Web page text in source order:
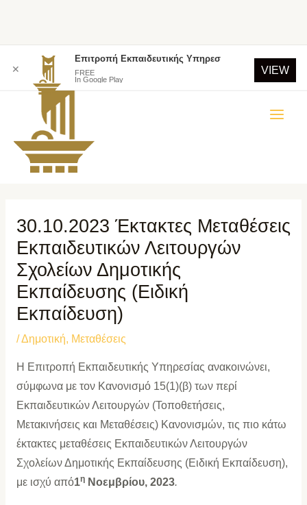
30.10.2023 Έκτακτες Μεταθέσεις
Εκπαιδευτικών Λειτουργών
Σχολείων Δημοτικής
Εκπαίδευσης (Ειδική
Εκπαίδευση)
/Δημοτική, Μεταθέσεις
Η Επιτροπή Εκπαιδευτικής Υπηρεσίας ανακοινώνει,
σύμφωνα με τον Κανονισμό 15(1)(β) των περί
Εκπαιδευτικών Λειτουργών (Τοποθετήσεις,
Μετακινήσεις και Μεταθέσεις) Κανονισμών, τις πιο κάτω
έκτακτες μεταθέσεις Εκπαιδευτικών Λειτουργών
Σχολείων Δημοτικής Εκπαίδευσης (Ειδική Εκπαίδευση),
με ισχύ από1ηΝοεμβρίου, 2023.
✕
Επιτροπή Εκπαιδευτικής Υπηρεσ
FREE
In Google Play
VIEW